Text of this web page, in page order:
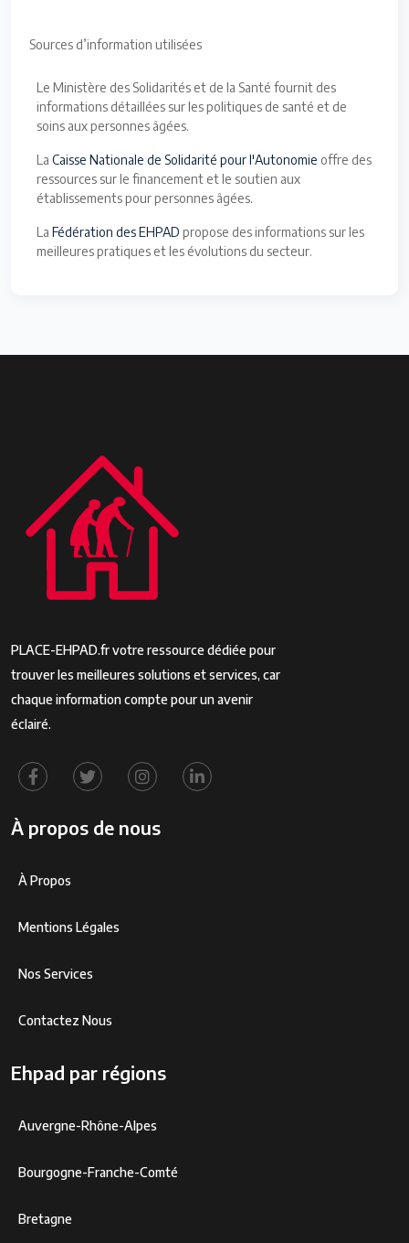
Sources d’information utilisées
Le Ministère des Solidarités et de la Santé fournit des
informations détaillées sur les politiques de santé et de
soins aux personnes âgées.
La Caisse Nationale de Solidarité pour l'Autonomie offre des
ressources sur le financement et le soutien aux
établissements pour personnes âgées.
La Fédération des EHPAD propose des informations sur les
meilleures pratiques et les évolutions du secteur.
PLACE-EHPAD.fr votre ressource dédiée pour
trouver les meilleures solutions et services, car
chaque information compte pour un avenir
éclairé.
À propos de nous
À Propos
Mentions Légales
Nos Services
Contactez Nous
Ehpad par régions
Auvergne-Rhône-Alpes
Bourgogne-Franche-Comté
Bretagne